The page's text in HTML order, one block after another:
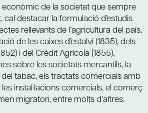
econòmic de la societat que sempre
cal destacar la formulació d’estudis
rellevants de l’agricultura del país,
de les caixes d’estalvi (1835), dels
i del Crèdit Agrícola (1855),
sobre les societats mercantils, la
tabac, els tractats comercials amb
instal·lacions comercials, el comerç
migratori, entre molts d’altres.